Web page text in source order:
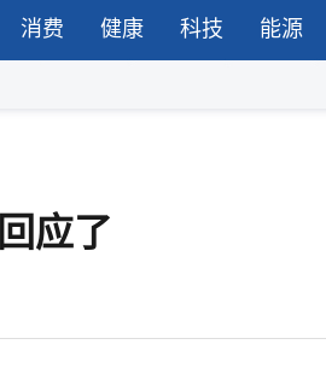
消费 健康 科技 能源
应了